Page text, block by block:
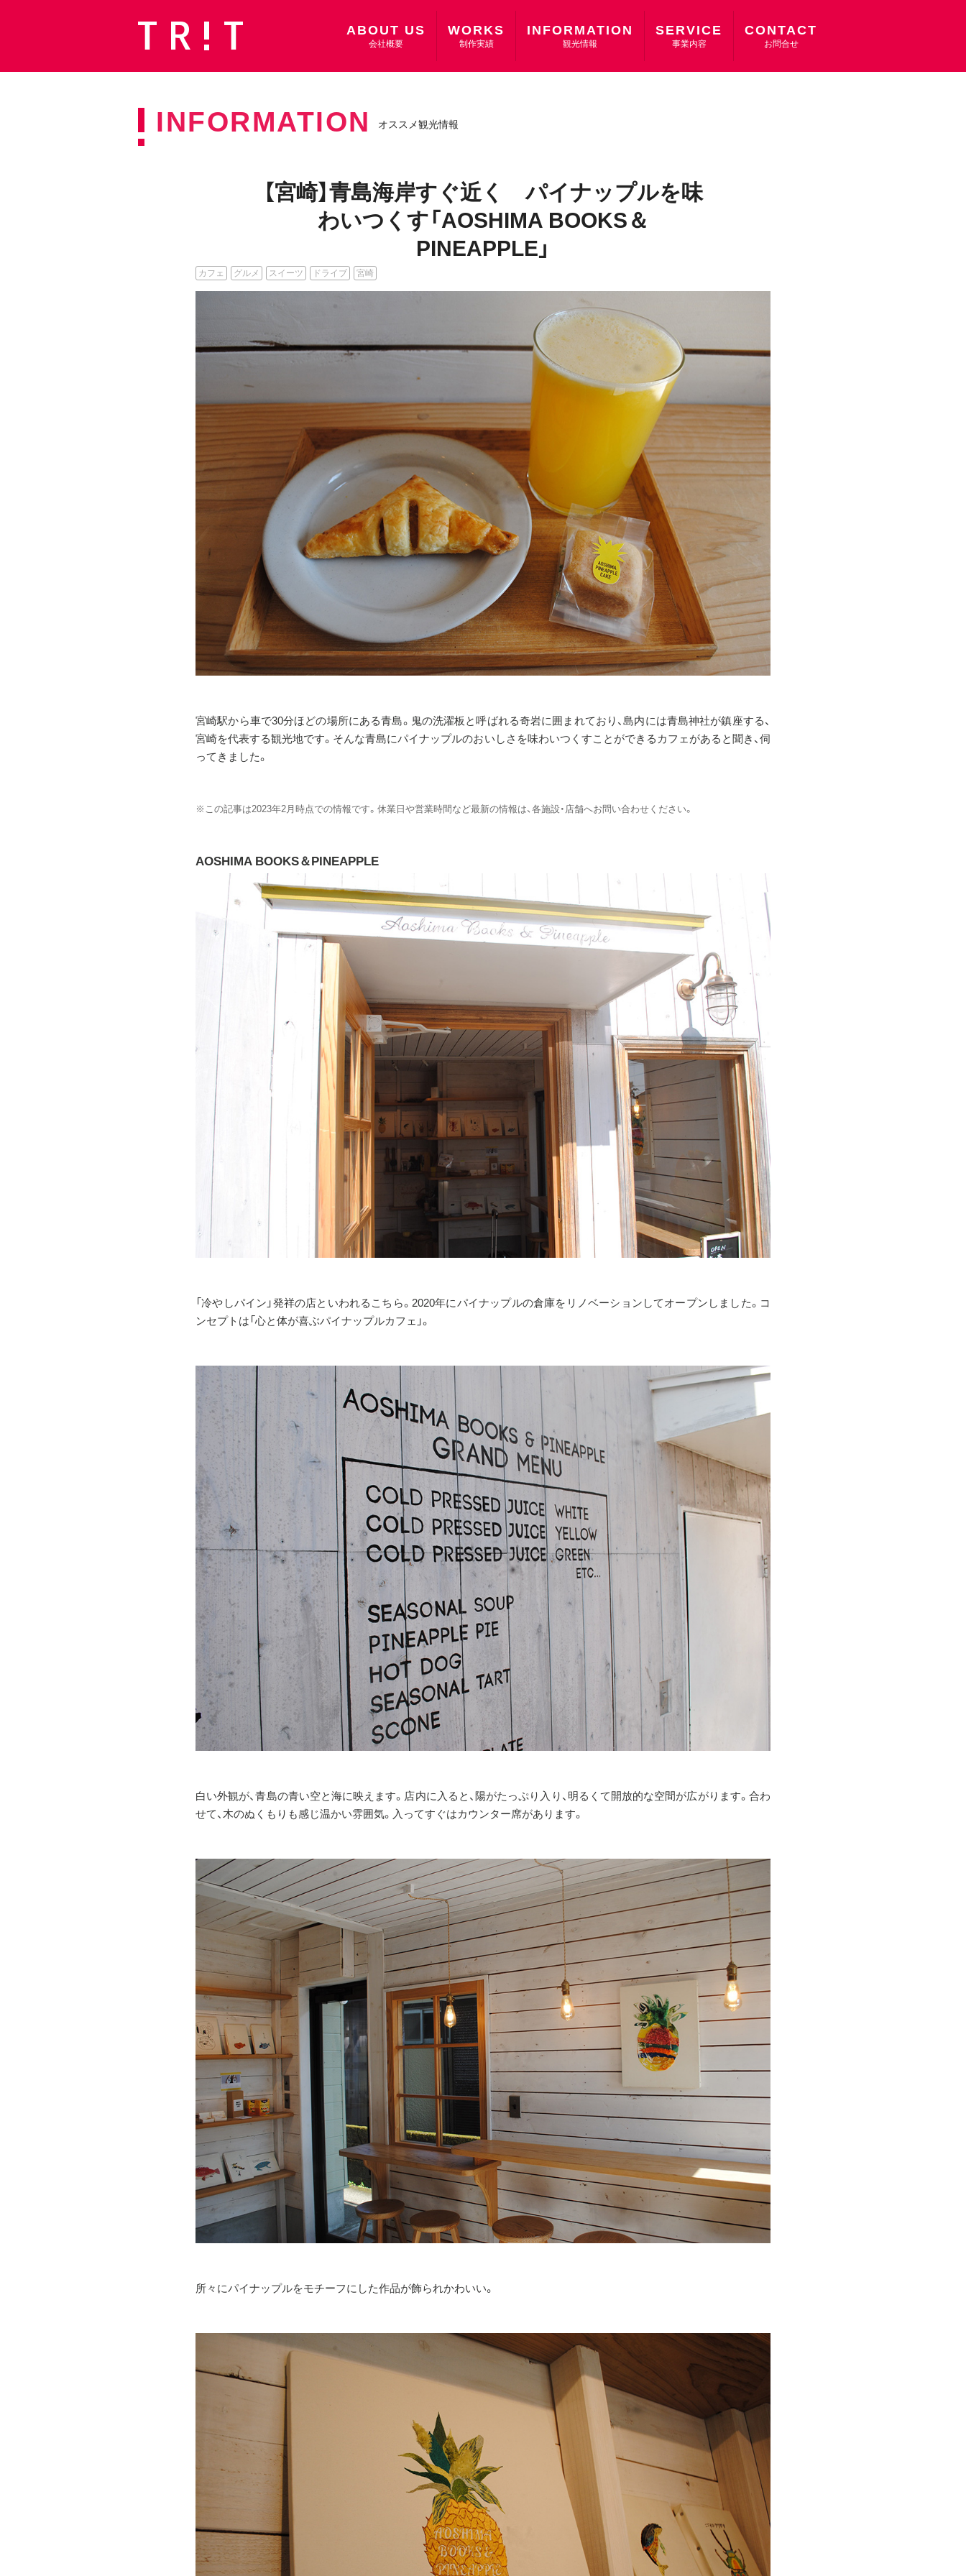
ABOUT US
会社概要
WORKS
制作実績
INFORMATION
観光情報
SERVICE
事業内容
CONTACT
お問合せ
INFORMATION オススメ観光情報
【宮崎】青島海岸すぐ近く パイナップルを味
わいつくす「AOSHIMA BOOKS＆
PINEAPPLE」
カフェ グルメ スイーツ ドライブ 宮崎
宮崎駅から車で30分ほどの場所にある青島。鬼の洗濯板と呼ばれる奇岩に囲まれており、島内には青島神社が鎮座する、
宮崎を代表する観光地です。そんな青島にパイナップルのおいしさを味わいつくすことができるカフェがあると聞き、伺
ってきました。
※この記事は2023年2月時点での情報です。休業日や営業時間など最新の情報は、各施設・店舗へお問い合わせください。
AOSHIMA BOOKS＆PINEAPPLE
「冷やしパイン」発祥の店といわれるこちら。2020年にパイナップルの倉庫をリノベーションしてオープンしました。コ
ンセプトは「心と体が喜ぶパイナップルカフェ」。
白い外観が、青島の青い空と海に映えます。店内に入ると、陽がたっぷり入り、明るくて開放的な空間が広がります。合わ
せて、木のぬくもりも感じ温かい雰囲気。入ってすぐはカウンター席があります。
所々にパイナップルをモチーフにした作品が飾られかわいい。